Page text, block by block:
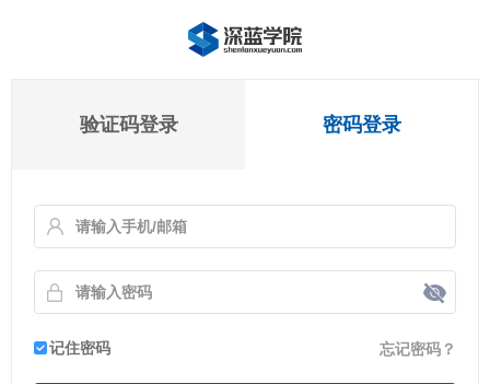
验证码登录 密码登录
忘记密码？
记住密码